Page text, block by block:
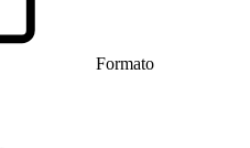
Formato